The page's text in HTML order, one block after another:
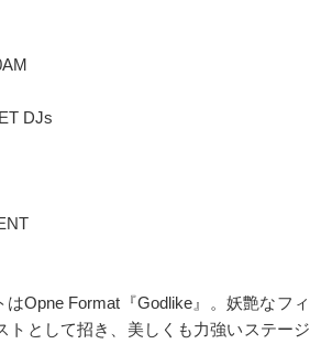
DJs
Opne Format『Godlike』。妖艶なフィ
トとして招き、美しくも力強いステージ